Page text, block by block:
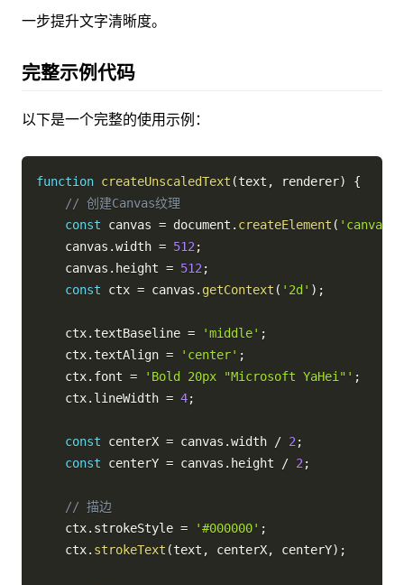
一步提升文字清晰度。
完整示例代码
以下是一个完整的使用示例：
function createUnscaledText (text , renderer)
{
// 创建Canvas纹理
const canvas = document . createElement ( 'canvas'
    canvas
.width = 512;
    canvas
. height = 512;
const ctx = canvas . getContext ( '2d' ) ;
    ctx
.textBaseline = 'middle' ;
    ctx
.textAlign = 'center' ;
    ctx
. font = 'Bold 20px "Microsoft YaHei"' ;
    ctx
. lineWidth = 4;
const centerX = canvas .width / 2;
const centerY = canvas . height / 2;
// 描边
    ctx
. strokeStyle = '#000000' ;
    ctx
. strokeText (text , centerX, centerY) ;